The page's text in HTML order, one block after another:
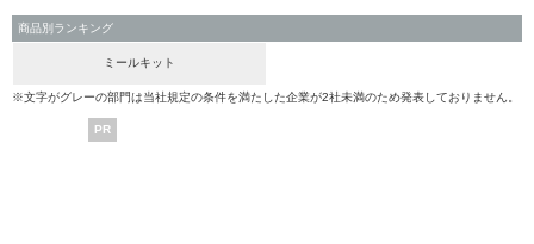
商品別ランキング
ミールキット
※文字がグレーの部門は当社規定の条件を満たした企業が2社未満のため発表しておりません。
PR